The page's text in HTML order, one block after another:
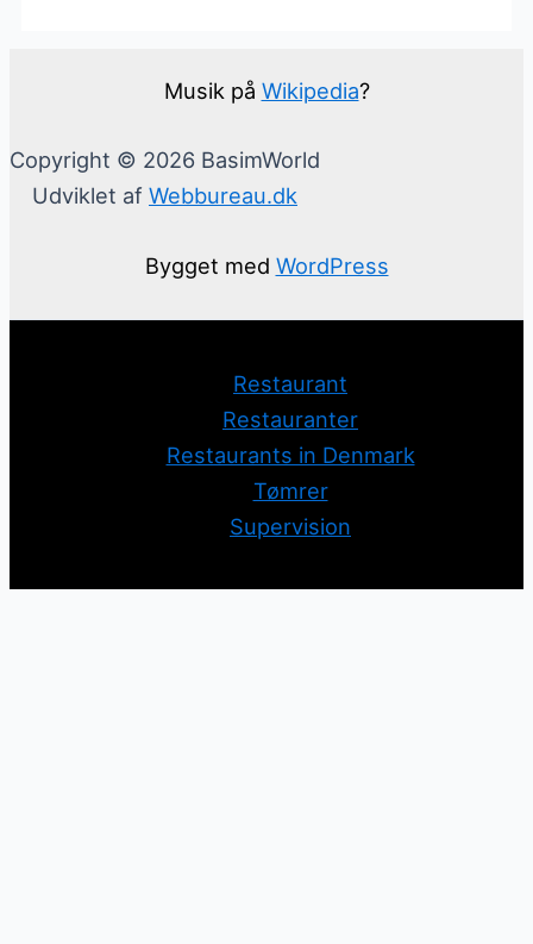
Musik på Wikipedia?
Copyright © 2026 BasimWorld
Udviklet af Webbureau.dk
Bygget med WordPress
Restaurant
Restauranter
Restaurants in Denmark
Tømrer
Supervision